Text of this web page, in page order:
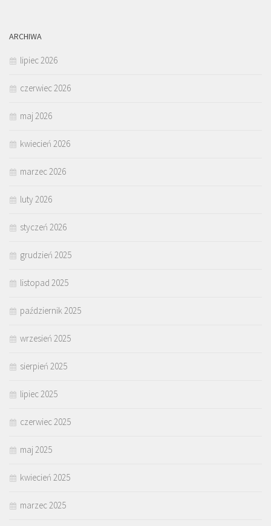
ARCHIWA
lipiec 2026
czerwiec 2026
maj 2026
kwiecień 2026
marzec 2026
luty 2026
styczeń 2026
grudzień 2025
listopad 2025
październik 2025
wrzesień 2025
sierpień 2025
lipiec 2025
czerwiec 2025
maj 2025
kwiecień 2025
marzec 2025